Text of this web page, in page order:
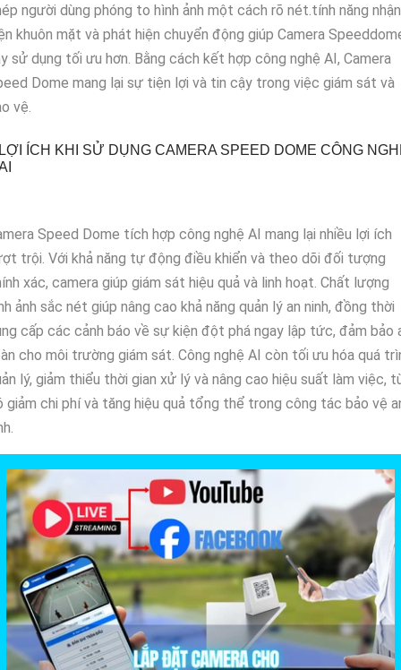
người dùng phóng to hình ảnh một cách rõ nét.tính năng nhận
khuôn mặt và phát hiện chuyển động giúp Camera
sử dụng tối ưu hơn. Bằng cách kết hợp công nghệ AI, Camera
Dome mang lại sự tiện lợi và tin cậy trong việc giám sát và
vệ.
ÍCH KHI SỬ DỤNG CAMERA SPEED DOME CÔNG
Speed Dome tích hợp công nghệ AI mang lại nhiều lợi ích
trội. Với khả năng tự động điều khiển và theo dõi đối tượng
xác, camera giúp giám sát hiệu quả và linh hoạt. Chất lượng
ảnh sắc nét giúp nâng cao khả năng quản lý an ninh, đồng thời
cấp các cảnh báo về sự kiện đột phá ngay lập tức, đảm bảo
cho môi trường giám sát. Công nghệ AI còn tối ưu hóa quá
lý, giảm thiểu thời gian xử lý và nâng cao hiệu suất làm việc,
giảm chi phí và tăng hiệu quả tổng thể trong công tác bảo vệ